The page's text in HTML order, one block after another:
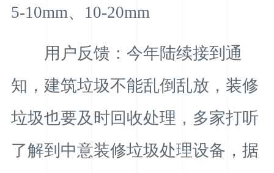
5-10mm、10-20mm
用户反馈：今年陆续接到通
知，建筑垃圾不能乱倒乱放，装修
垃圾也要及时回收处理，多家打听
了解到中意装修垃圾处理设备，据